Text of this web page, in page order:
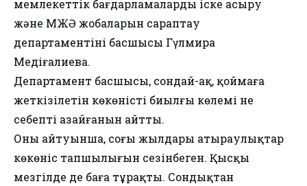
мемлекеттік бағдарламаларды іске асыру
және МЖӘ жобаларын сараптау
департаментінің басшысы Гүлмира
Меңдіғалиева.
Департамент басшысы, сондай-ақ, қоймаға
жеткізілетін көкөністің биылғы көлемі не
себепті азайғанын айтты.
Оның айтуынша, соңғы жылдары атыраулықтар
көкөніс тапшылығын сезінбеген. Қысқы
мезгілде де баға тұрақты. Сондықтан